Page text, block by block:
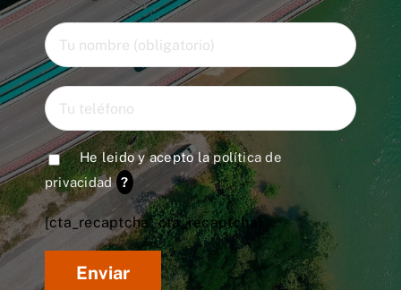
He leido y acepto lapolítica de
privacidad ?
[cta_recaptcha* cta_recaptcha]